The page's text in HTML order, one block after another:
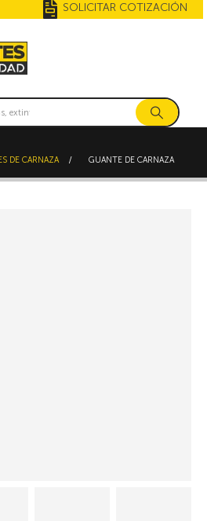
SOLICITAR COTIZACIÓN
DE CARNAZA GUANTE DE CARNAZA